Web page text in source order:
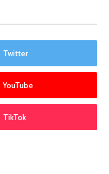
Twitter
YouTube
TikTok